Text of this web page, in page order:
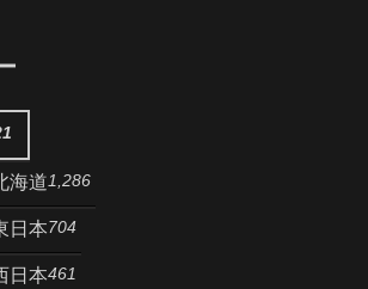
海道1,286
日本704
日本461